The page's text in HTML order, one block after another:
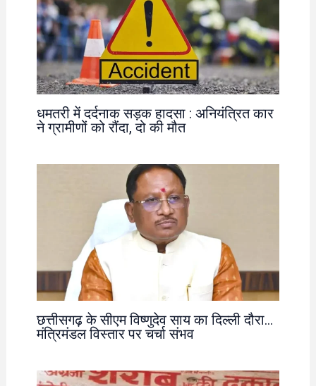
धमतरी में दर्दनाक सड़क हादसा : अनियंत्रित कार
ने ग्रामीणों को रौंदा, दो की मौत
छत्तीसगढ़ के सीएम विष्णुदेव साय का दिल्ली दौरा…
मंत्रिमंडल विस्तार पर चर्चा संभव